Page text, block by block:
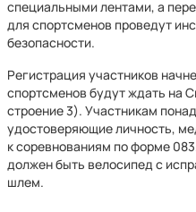
специальными лентами, а
для спортсменов проведут
безопасности.
Регистрация участников
спортсменов будут ждать на
строение 3). Участникам
удостоверяющие личность,
к соревнованиям по форме
должен быть велосипед с
шлем.